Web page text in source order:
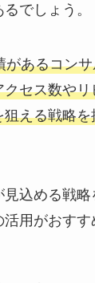
でしょう。
があるコン
セス数や
える戦略
込める戦
用がおすす